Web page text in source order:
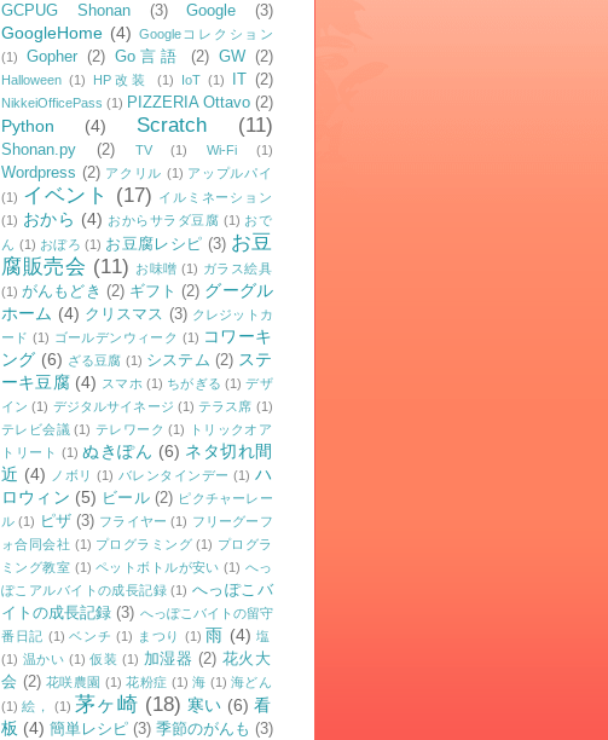
GCPUG Shonan
(3) Google (3)
GoogleHome (4) Googleコレクション
(1)
Gopher (2) Go言語 (2) GW (2)
Halloween (1) HP改装 (1) IoT (1) (2)
NikkeiOfficePass (1) PIZZERIA Ottavo (2)
Python (4) Scratch (11)
Shonan.py (2) TV (1) Wi-Fi (1)
Wordpress (2) アクリル (1) アップルパイ
(1) イベント (17) イルミネーション
(1) おから (4) おからサラダ豆腐 (1) おで
ん (1) おぼろ (1) お豆腐レシピ (3) お豆
腐販売会 (11) お味噌 (1) ガラス絵具
(1) がんもどき (2) ギフト (2) グーグル
ホーム (4) クリスマス (3) クレジットカ
ード (1) ゴールデンウィーク (1) コワーキ
ング (6) ざる豆腐 (1) システム (2) ステ
ーキ豆腐 (4) スマホ (1) ちがぎる (1) デザ
イン (1) デジタルサイネージ (1) テラス席 (1)
テレビ会議 (1) テレワーク (1)
トリックオア
トリート (1) ぬきぽん (6) ネタ切れ間
近 (4) ノボリ (1) バレンタインデー (1) ハ
ロウィン (5) ビール (2) ピクチャーレー
ル (1) ピザ (3) フライヤー (1) フリーグーフ
ォ合同会社 (1) プログラミング (1) プログラ
ミング教室 (1) ペットボトルが安い (1) へっ
ぽこアルバイトの成長記録 (1) へっぽこバ
イトの成長記録 (3) へっぽこバイトの留守
番日記 (1) ベンチ (1) まつり (1) 雨 (4) 塩
(1) 温かい (1) 仮装 (1) 加湿器 (2) 花火大
会 (2) 花咲農園 (1) 花粉症 (1) 海 (1) 海どん
(1) 絵， (1) 茅ヶ崎 (18) 寒い (6) 看
板 (4) 簡単レシピ (3) 季節のがんも (3)